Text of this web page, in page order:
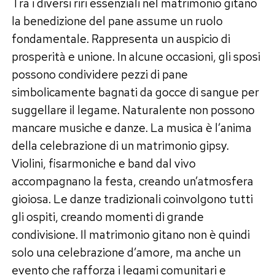
la benedizione del pane assume un ruolo
fondamentale. Rappresenta un auspicio di
prosperità e unione. In alcune occasioni, gli sposi
possono condividere pezzi di pane
simbolicamente bagnati da gocce di sangue per
suggellare il legame. Naturalente non possono
mancare musiche e danze. La musica è l’anima
della celebrazione di un matrimonio gipsy.
Violini, fisarmoniche e band dal vivo
accompagnano la festa, creando un’atmosfera
gioiosa. Le danze tradizionali coinvolgono tutti
gli ospiti, creando momenti di grande
condivisione. Il matrimonio gitano non è quindi
solo una celebrazione d’amore, ma anche un
evento che rafforza i legami comunitari e